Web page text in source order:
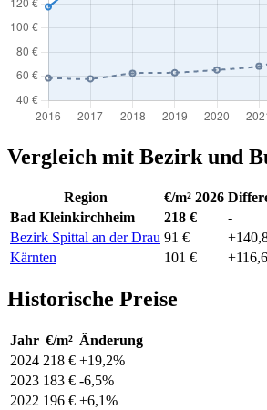
Vergleich mit Bezirk und
Region €/m² 2026
Bad Kleinkirchheim
218 €
-
Bezirk Spittal an der Drau 91 €
Kärnten
101 €
Historische Preise
Jahr €/m² Änderung
2024 218 € +19,2%
2023 183 € -6,5%
2022 196 € +6,1%